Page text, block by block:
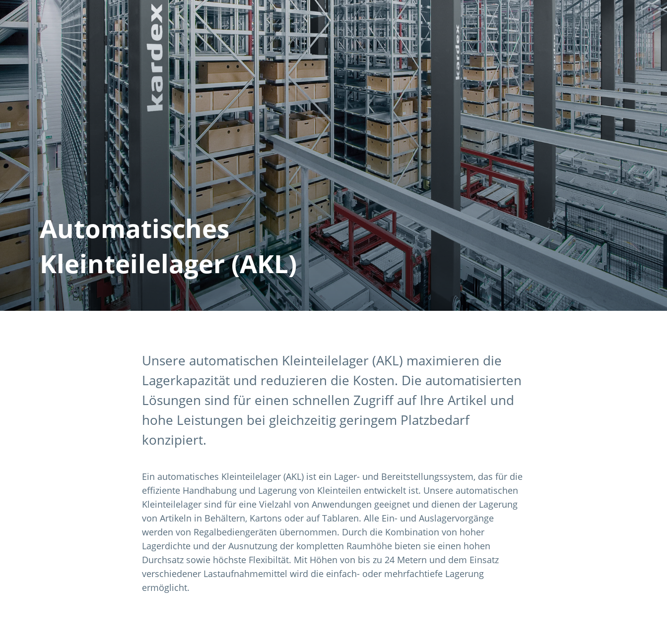
Automatisches
Kleinteilelager (AKL)
Unsere automatischen Kleinteilelager (AKL) maximieren die
Lagerkapazität und reduzieren die Kosten. Die automatisierten
Lösungen sind für einen schnellen Zugriff auf Ihre Artikel und
hohe Leistungen bei gleichzeitig geringem Platzbedarf
konzipiert.
Ein automatisches Kleinteilelager (AKL) ist ein Lager- und Bereitstellungssystem, das für die
effiziente Handhabung und Lagerung von Kleinteilen entwickelt ist. Unsere automatischen
Kleinteilelager sind für eine Vielzahl von Anwendungen geeignet und dienen der Lagerung
von Artikeln in Behältern, Kartons oder auf Tablaren. Alle Ein- und Auslagervorgänge
werden von Regalbediengeräten übernommen. Durch die Kombination von hoher
Lagerdichte und der Ausnutzung der kompletten Raumhöhe bieten sie einen hohen
Durchsatz sowie höchste Flexibiltät. Mit Höhen von bis zu 24 Metern und dem Einsatz
verschiedener Lastaufnahmemittel wird die einfach- oder mehrfachtiefe Lagerung
ermöglicht.